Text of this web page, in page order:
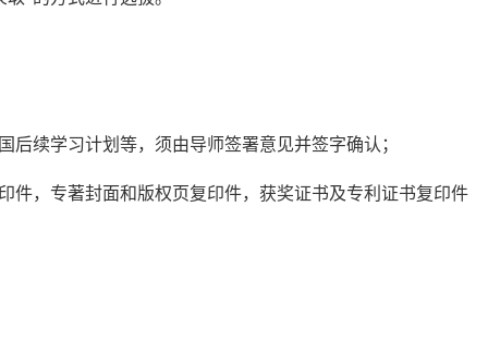
续学习计划等，须由导师签署意见并签字确认；
件，专著封面和版权页复印件，获奖证书及专利证书复印件